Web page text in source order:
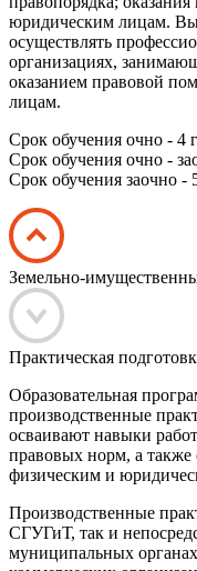
юридическим лицам.
осуществлять
организациях,
оказанием правовой
лицам.
Срок обучения очно - 4
Срок обучения очно -
Срок обучения заочно -
Земельно-
Практическая
Образовательная
производственные
осваивают навыки
правовых норм, а
физическим и
Производственные
СГУГиТ, так и
муниципальных